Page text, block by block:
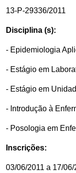
13-P-29336/2011
Disciplina (s):
- Epidemiologia
- Estágio em
- Estágio em
- Introdução à
- Posologia em
Inscrições:
03/06/2011 a 17/06/